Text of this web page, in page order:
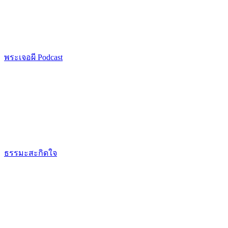
พระเจอผี Podcast
ธรรมะสะกิดใจ